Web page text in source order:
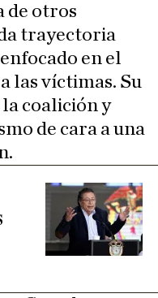
de otros
trayectoria
enfocado en el
las víctimas. Su
coalición y
de cara a una